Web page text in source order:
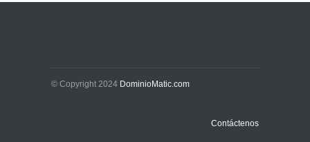
Sin Categoría 1 de agosto de 2026
© Copyright 2024 DominioMatic.com
Contáctenos